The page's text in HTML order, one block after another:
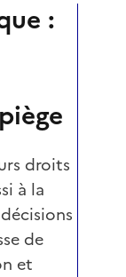
:
droits
à la
de
et